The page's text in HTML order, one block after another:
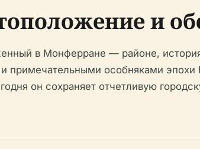
и
в Монферране — районе,
примечательными особняками
он сохраняет отчетливую